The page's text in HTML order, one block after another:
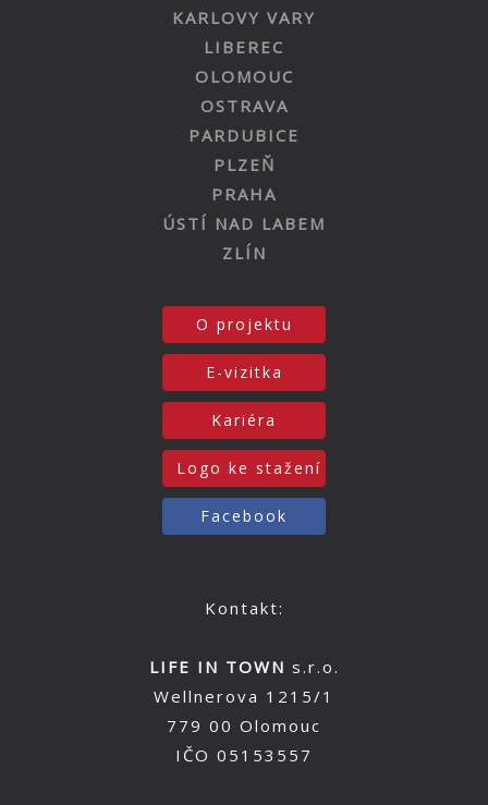
KARLOVY VARY
LIBEREC
OLOMOUC
OSTRAVA
PARDUBICE
PLZEŇ
PRAHA
ÚSTÍ NAD LABEM
ZLÍN
O projektu
E-vizitka
Kariéra
Logo ke stažení
Facebook
Kontakt:
LIFE IN TOWN s.r.o.
Wellnerova 1215/1
779 00 Olomouc
IČO 05153557